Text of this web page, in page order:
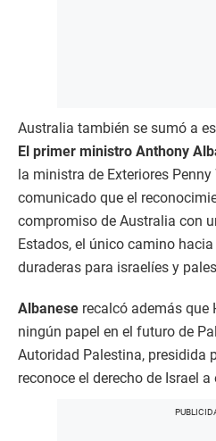
Australia también se sumó a
El primer ministro Anthony
la ministra de Exteriores
comunicado que el
compromiso de Australia con
Estados, el único camino
duraderas para israelíes y
Albanese recalcó además que
ningún papel en el futuro de
Autoridad Palestina, presidida
reconoce el derecho de Israel a